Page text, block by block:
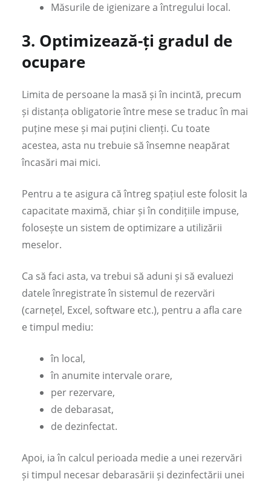
Măsurile de igienizare a întregului local.
3. Optimizează-ți gradul de
ocupare
Limita de persoane la masă și în incintă, precum
și distanța obligatorie între mese se traduc în mai
puține mese și mai puțini clienți. Cu toate
acestea, asta nu trebuie să însemne neapărat
încasări mai mici.
Pentru a te asigura că întreg spațiul este folosit la
capacitate maximă, chiar și în condițiile impuse,
folosește un sistem de optimizare a utilizării
meselor.
Ca să faci asta, va trebui să aduni și să evaluezi
datele înregistrate în sistemul de rezervări
(carnețel, Excel, software etc.), pentru a afla care
e timpul mediu:
în local,
în anumite intervale orare,
per rezervare,
de debarasat,
de dezinfectat.
Apoi, ia în calcul perioada medie a unei rezervări
și timpul necesar debarasării și dezinfectării unei